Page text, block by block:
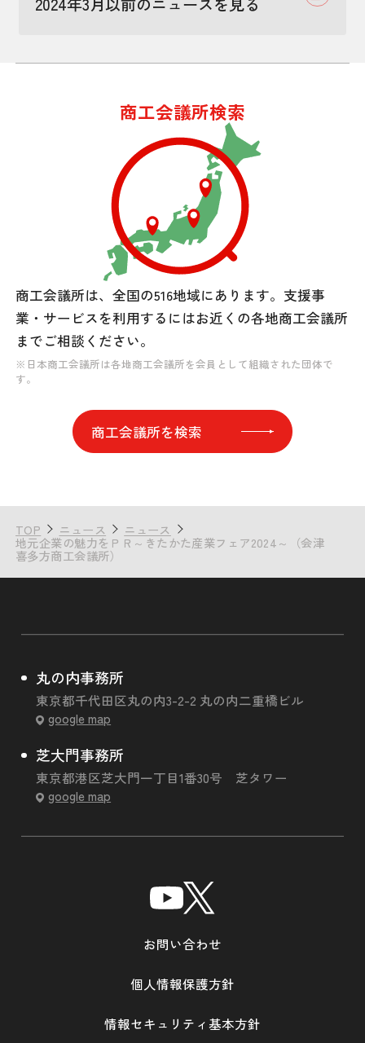
商工会議所検索
商工会議所は、全国の516地域にあります。 支援事
業・サービスを利用するにはお近くの各地商工会議所
までご相談ください。
※日本商工会議所は各地商工会議所を会員として組織された団体で
す。
商工会議所を検索
TOP ニュース ニュース
地元企業の魅力をＰＲ～きたかた産業フェア2024～（会津
喜多方商工会議所）
丸の内事務所
東京都千代田区丸の内3-2-2 丸の内二重橋ビル
google map
芝大門事務所
東京都港区芝大門一丁目1番30号 芝タワー
google map
お問い合わせ
個人情報保護方針
情報セキュリティ基本方針